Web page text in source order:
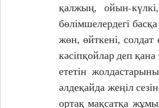
қалжың, ойын-
бөлімшелердегі
жөн, өйткені, солдат
кәсіпқойлар деп
ететін
әлдеқайда жеңіл
ортақ мақсатқа